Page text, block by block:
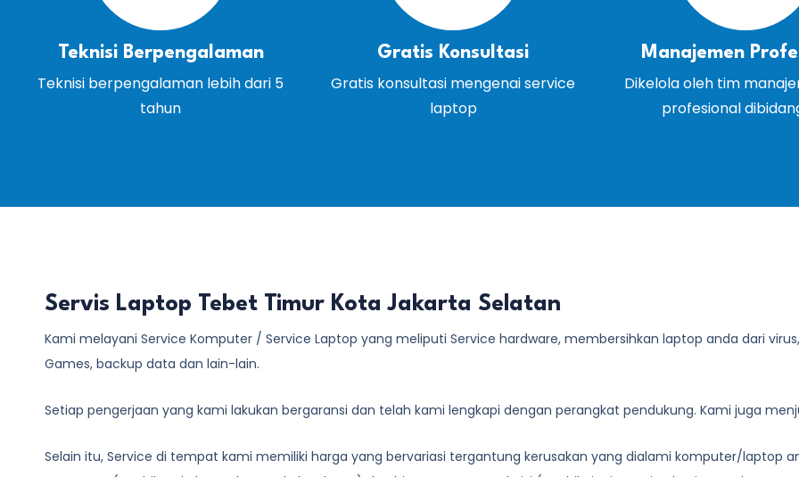
Teknisi Berpengalaman
Teknisi berpengalaman lebih dari 5
tahun
Gratis Konsultasi
Gratis konsultasi mengenai service
laptop
Manajemen
Dikelola oleh tim
profesional
Servis Laptop Tebet Timur Kota Jakarta Selatan
Kami melayani Service Komputer / Service Laptop yang meliputi Service hardware, membersihkan laptop anda dari
Games, backup data dan lain-lain.
Setiap pengerjaan yang kami lakukan bergaransi dan telah kami lengkapi dengan perangkat pendukung. Kami juga
Selain itu, Service di tempat kami memiliki harga yang bervariasi tergantung kerusakan yang dialami komputer/laptop